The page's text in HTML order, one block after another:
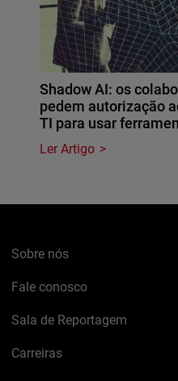
Shadow AI: os
pedem autorização
TI para usar
Ler Artigo
Sobre nós
Fale conosco
Sala de Reportagem
Carreiras